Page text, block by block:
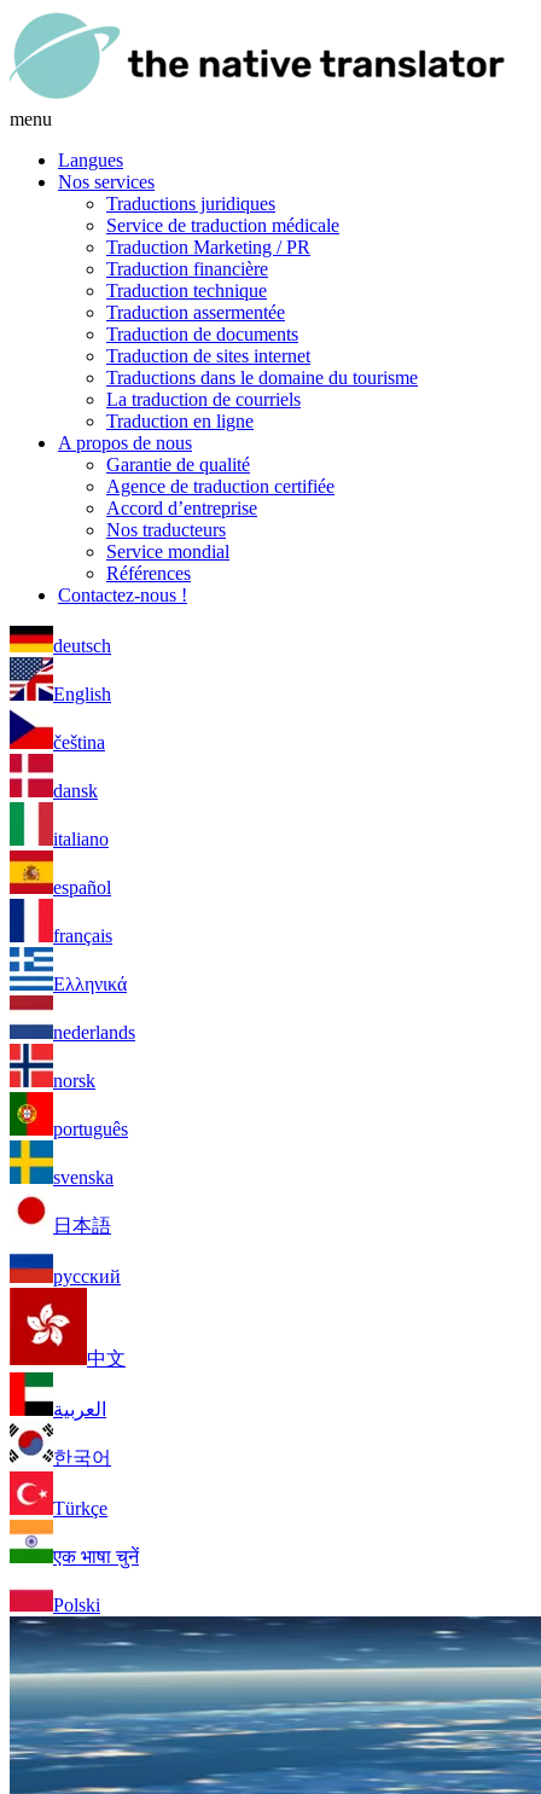
menu
Langues
Nos services
Traductions juridiques
Service de traduction médicale
Traduction Marketing / PR
Traduction financière
Traduction technique
Traduction assermentée
Traduction de documents
Traduction de sites internet
Traductions dans le domaine du tourisme
La traduction de courriels
Traduction en ligne
A propos de nous
Garantie de qualité
Agence de traduction certifiée
Accord d’entreprise
Nos traducteurs
Service mondial
Références
Contactez-nous !
deutsch
English
čeština
dansk
italiano
español
français
Ελληνικά
nederlands
norsk
português
svenska
日本語
русский
中文
العربية
한국어
Türkçe
एक भाषा चुनें
Polski